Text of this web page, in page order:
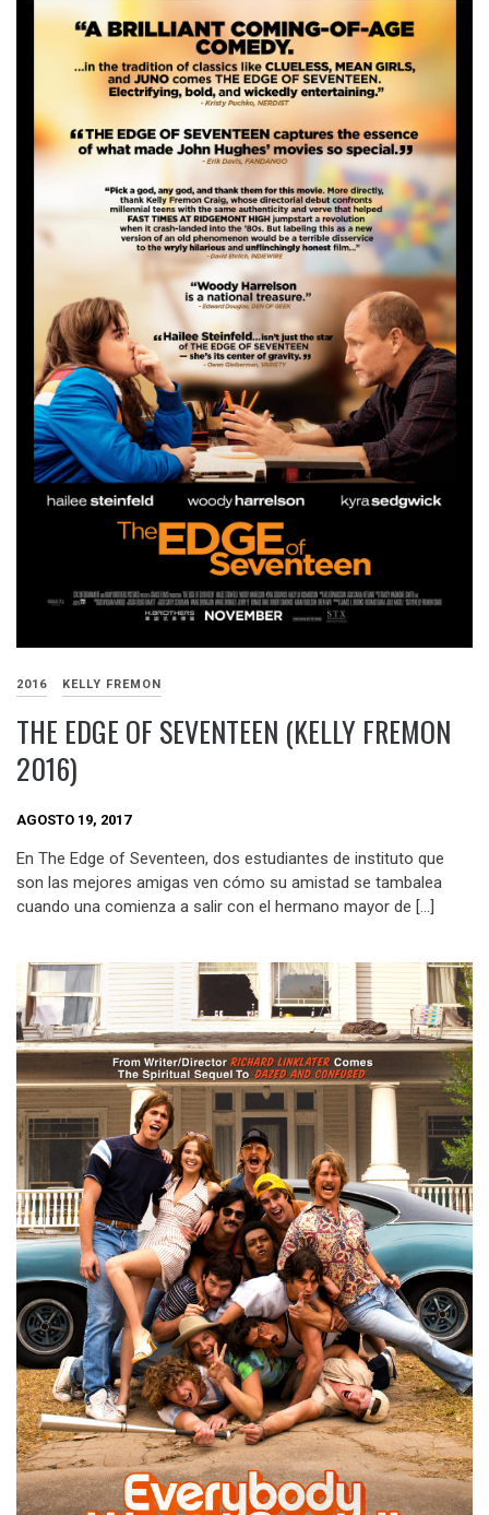
2016 KELLY FREMON
THE EDGE OF SEVENTEEN (KELLY FREMON
2016)
AGOSTO 19, 2017
En The Edge of Seventeen, dos estudiantes de instituto que
son las mejores amigas ven cómo su amistad se tambalea
cuando una comienza a salir con el hermano mayor de […]